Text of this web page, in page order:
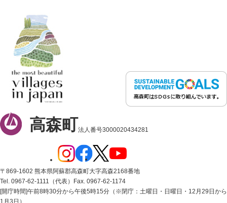
高森町法人番号3000020434281
〒869-1602 熊本県阿蘇郡高森町大字高森2168番地
Tel. 0967-62-1111（代表）
Fax. 0967-62-1174
[開庁時間]午前8時30分から午後5時15分（※閉庁：土曜日・日曜日・12月29日から
1月3日）